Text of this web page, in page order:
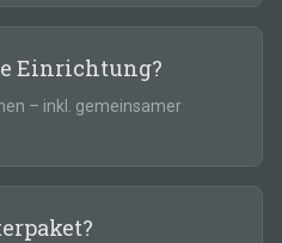
Einrichtung?
– inkl. gemeinsamer